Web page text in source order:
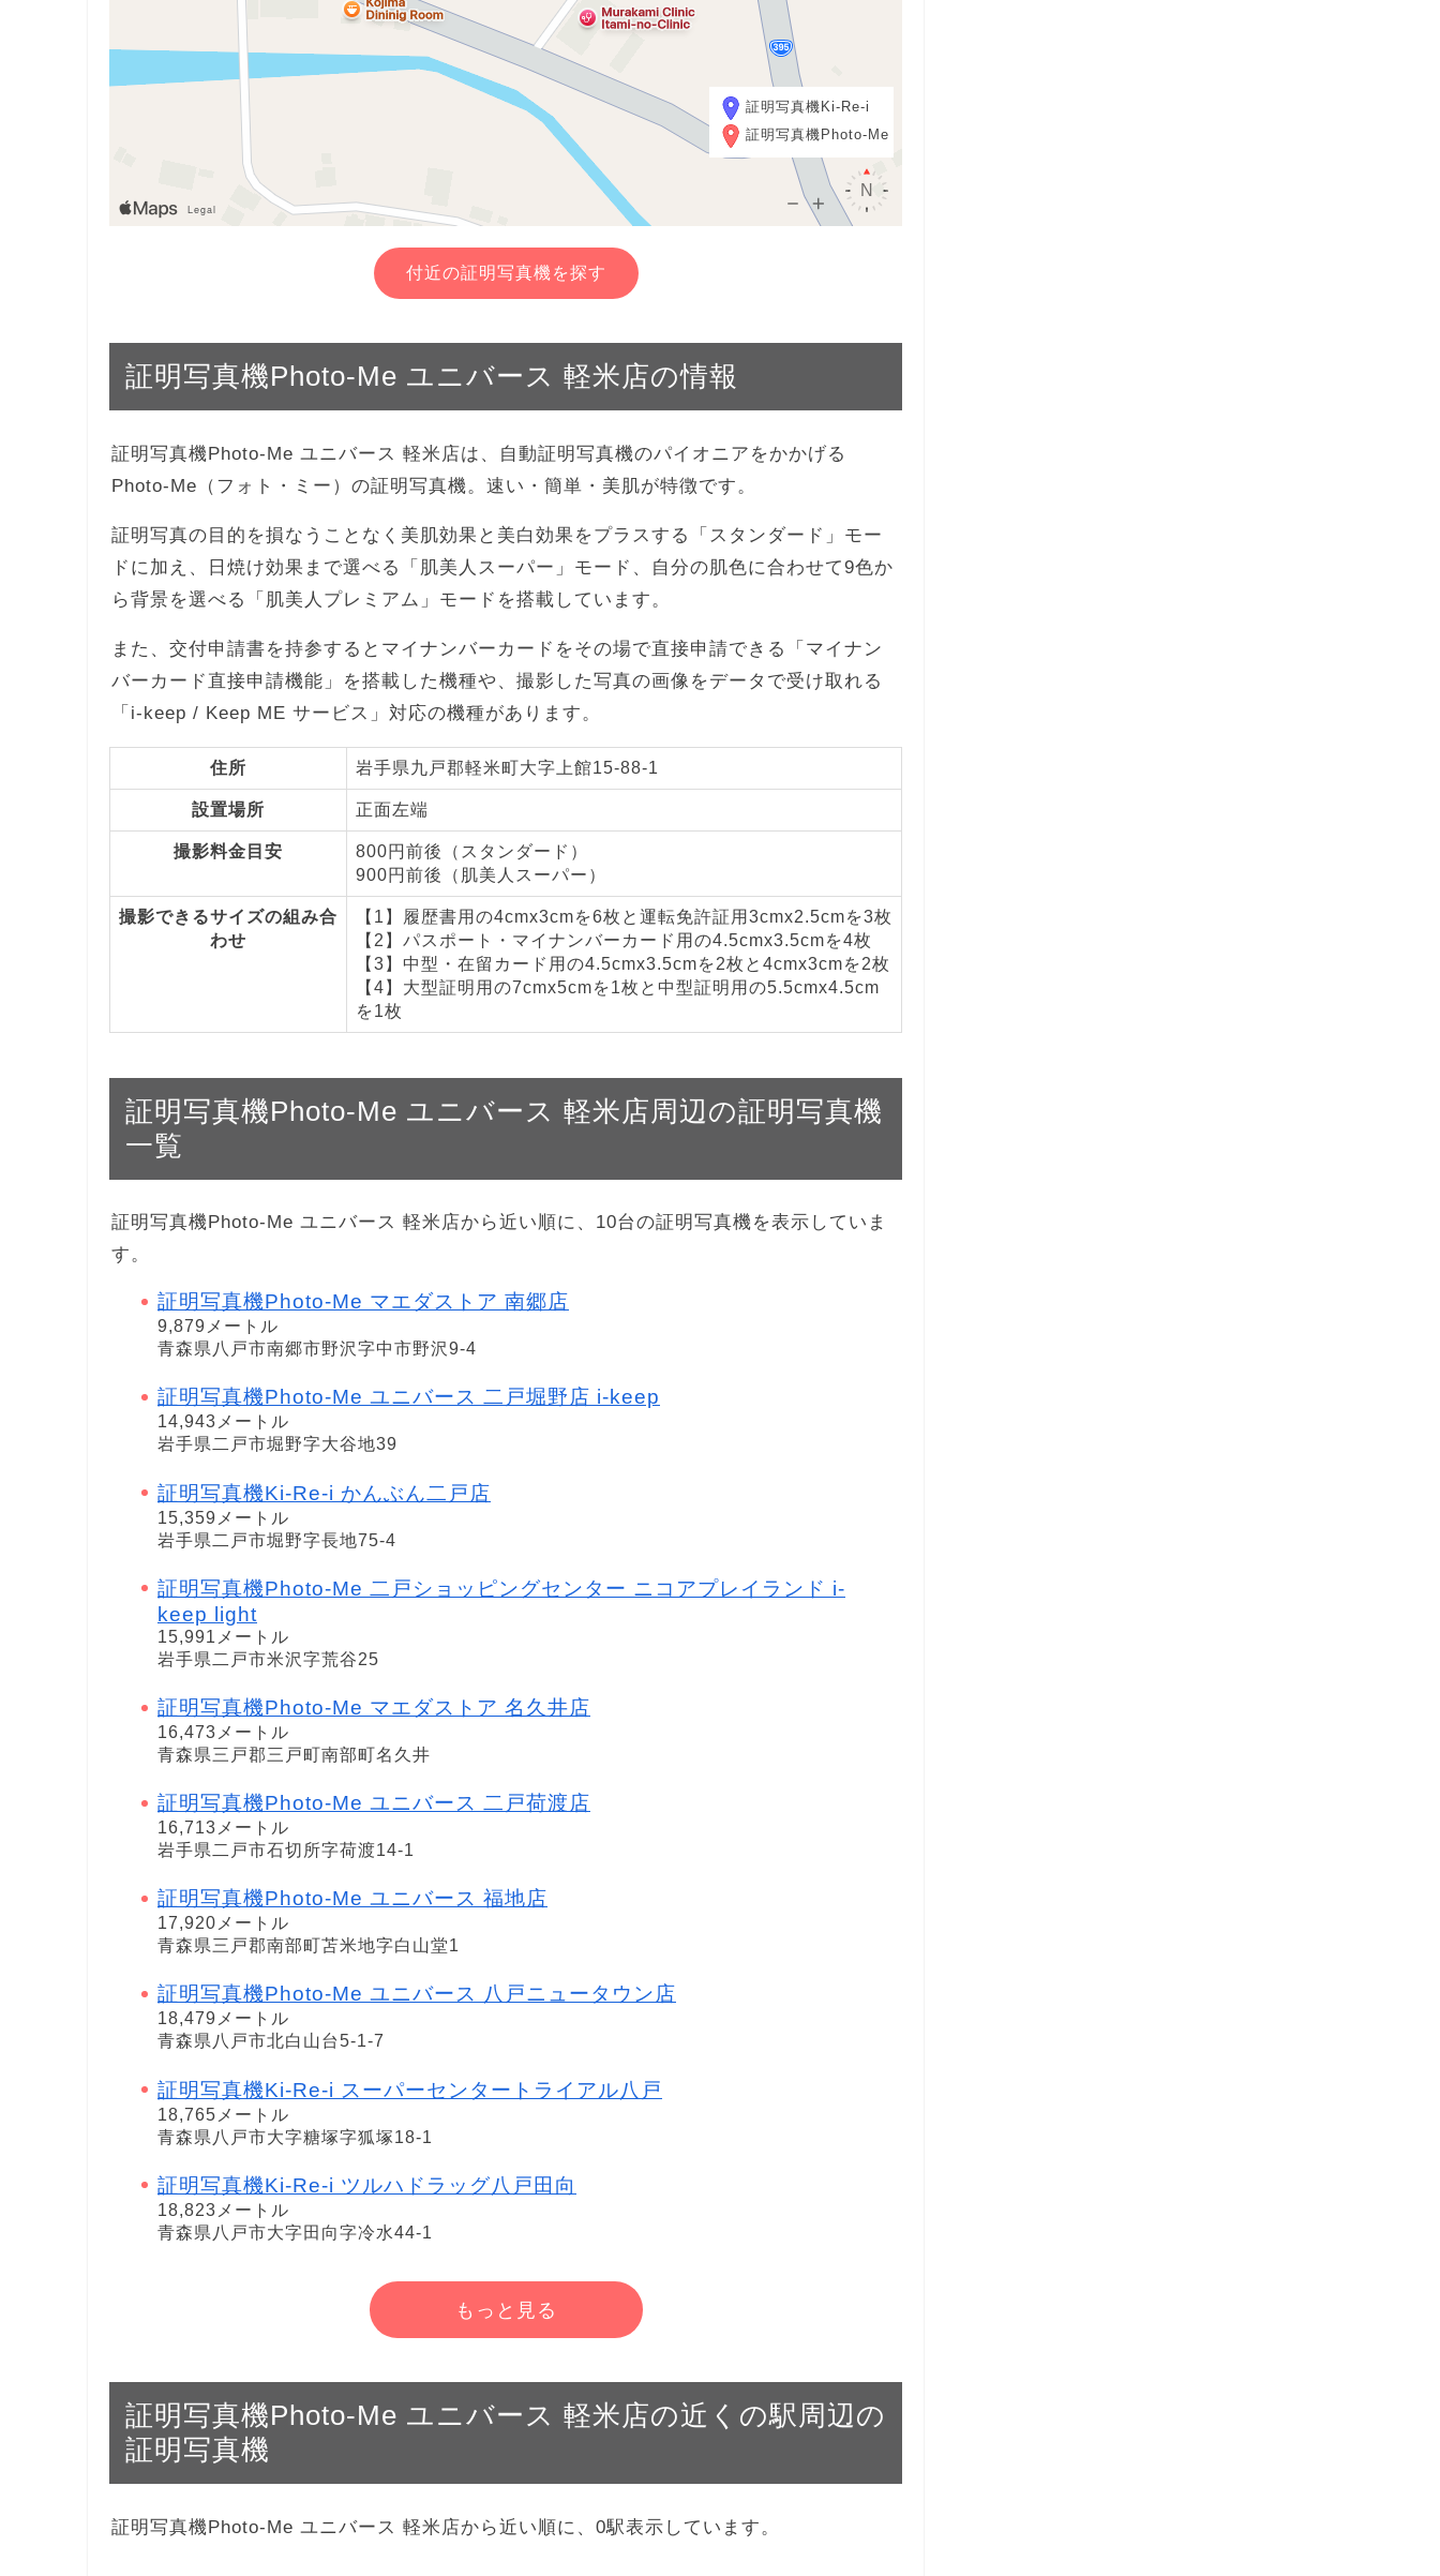
証明写真機Ki-Re-i
証明写真機Photo-Me
付近の証明写真機を探す
証明写真機Photo-Me ユニバース 軽米店の情報
証明写真機Photo-Me ユニバース 軽米店は、自動証明写真機のパイオニアをかかげる
Photo-Me（フォト・ミー）の証明写真機。速い・簡単・美肌が特徴です。
証明写真の目的を損なうことなく美肌効果と美白効果をプラスする「スタンダード」モー
ドに加え、日焼け効果まで選べる「肌美人スーパー」モード、自分の肌色に合わせて9色か
ら背景を選べる「肌美人プレミアム」モードを搭載しています。
また、交付申請書を持参するとマイナンバーカードをその場で直接申請できる「マイナン
バーカード直接申請機能」を搭載した機種や、撮影した写真の画像をデータで受け取れる
「i-keep / Keep ME サービス」対応の機種があります。
住所 岩手県九戸郡軽米町大字上館15-88-1
設置場所 正面左端
撮影料金目安
800円前後（スタンダード）
900円前後（肌美人スーパー）
撮影できるサイズの組み合
わせ
【1】履歴書用の4cmx3cmを6枚と運転免許証用3cmx2.5cmを3枚
【2】パスポート・マイナンバーカード用の4.5cmx3.5cmを4枚
【3】中型・在留カード用の4.5cmx3.5cmを2枚と4cmx3cmを2枚
【4】大型証明用の7cmx5cmを1枚と中型証明用の5.5cmx4.5cm
を1枚
証明写真機Photo-Me ユニバース 軽米店周辺の証明写真機
一覧
証明写真機Photo-Me ユニバース 軽米店から近い順に、10台の証明写真機を表示していま
す。
証明写真機Photo-Me マエダストア 南郷店
9,879メートル
青森県八戸市南郷市野沢字中市野沢9-4
証明写真機Photo-Me ユニバース 二戸堀野店 i-keep
14,943メートル
岩手県二戸市堀野字大谷地39
証明写真機Ki-Re-i かんぶん二戸店
15,359メートル
岩手県二戸市堀野字長地75-4
証明写真機Photo-Me 二戸ショッピングセンター ニコアプレイランド i-
keep light
15,991メートル
岩手県二戸市米沢字荒谷25
証明写真機Photo-Me マエダストア 名久井店
16,473メートル
青森県三戸郡三戸町南部町名久井
証明写真機Photo-Me ユニバース 二戸荷渡店
16,713メートル
岩手県二戸市石切所字荷渡14-1
証明写真機Photo-Me ユニバース 福地店
17,920メートル
青森県三戸郡南部町苫米地字白山堂1
証明写真機Photo-Me ユニバース 八戸ニュータウン店
18,479メートル
青森県八戸市北白山台5-1-7
証明写真機Ki-Re-i スーパーセンタートライアル八戸
18,765メートル
青森県八戸市大字糖塚字狐塚18-1
証明写真機Ki-Re-i ツルハドラッグ八戸田向
18,823メートル
青森県八戸市大字田向字冷水44-1
もっと見る
証明写真機Photo-Me ユニバース 軽米店の近くの駅周辺の
証明写真機
証明写真機Photo-Me ユニバース 軽米店から近い順に、0駅表示しています。